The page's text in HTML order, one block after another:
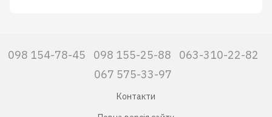
098 154-78-45 098 155-25-88
063-310-22-82
067 575-33-97
Контакти